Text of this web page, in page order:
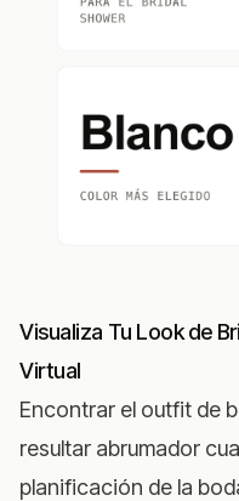
Visualiza Tu Look de
Virtual
Encontrar el outfit de
resultar abrumador
planificación de la